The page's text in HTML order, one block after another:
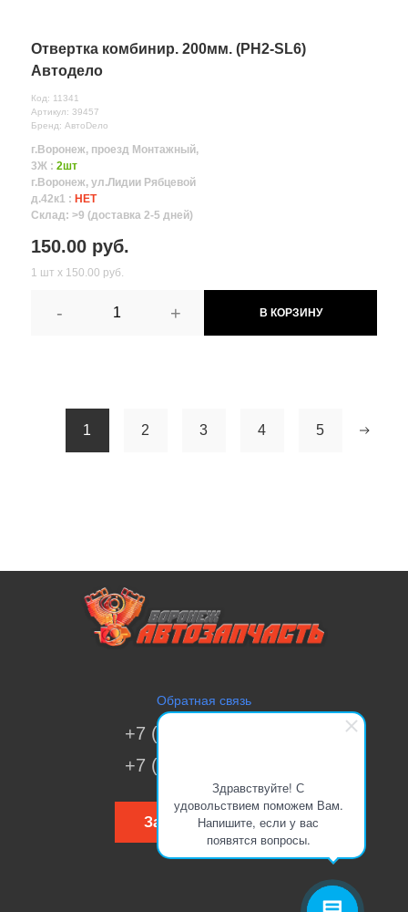
Здравствуйте! С
удовольствием поможем Вам.
Напишите, если у вас
появятся вопросы.
Отвертка комбинир. 200мм. (PH2-SL6)
Автодело
Код: 11341
Артикул: 39457
Бренд: АвтоDело
г.Воронеж, проезд Монтажный,
3Ж : 2шт
г.Воронеж, ул.Лидии Рябцевой
д.42к1 : НЕТ
Склад: >9 (доставка 2-5 дней)
150.00 руб.
1 шт х 150.00 руб.
- + В КОРЗИНУ
1 2 3 4 5
Обратная связь
+7 (473) 269-41-51
+7 (473) 200-70-00
Заказать звонок